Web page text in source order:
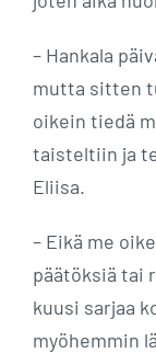
– Hankala
mutta sitten
oikein tiedä
taisteltiin ja
Eliisa.
– Eikä me
päätöksiä tai
kuusi sarjaa
myöhemmin